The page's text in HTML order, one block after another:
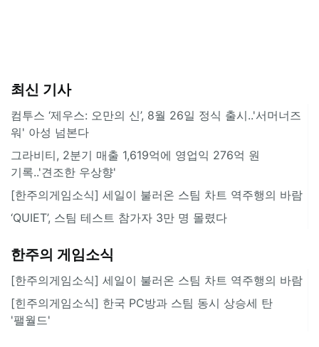
최신 기사
컴투스 ‘제우스: 오만의 신’, 8월 26일 정식 출시..'서머너즈
워' 아성 넘본다
그라비티, 2분기 매출 1,619억에 영업익 276억 원
기록..'견조한 우상향'
[한주의게임소식] 세일이 불러온 스팀 차트 역주행의 바람
‘QUIET’, 스팀 테스트 참가자 3만 명 몰렸다
한주의 게임소식
[한주의게임소식] 세일이 불러온 스팀 차트 역주행의 바람
[힌주의게임소식] 한국 PC방과 스팀 동시 상승세 탄
'팰월드'